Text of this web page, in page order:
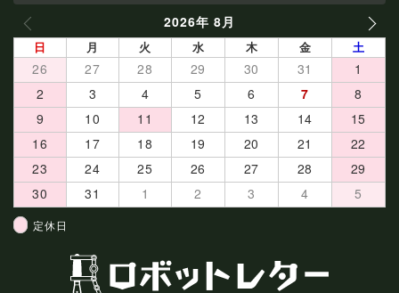
2026年 8月 NEXT
日 月 火 水 木 金 土
26 27 28 29 30 31
1
2
3 4 5 6 7
8
9
10 11 12 13 14
15
16
17 18 19 20 21
22
23
24 25 26 27 28
29
30
31 1 2 3 4 5
定休日